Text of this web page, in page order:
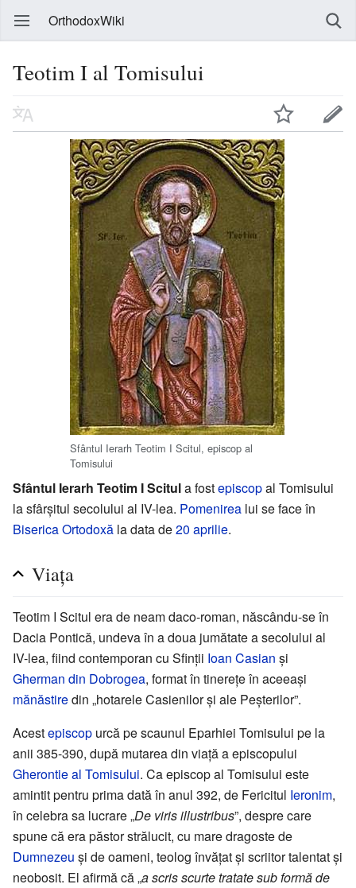
OrthodoxWiki
Teotim I al Tomisului
Sfântul Ierarh Teotim I Scitul, episcop al
Tomisului
Sfântul Ierarh Teotim I Scitula fostepiscopal Tomisului
la sfârșitul secolului al IV-lea. Pomenirea lui se face în
Biserica Ortodoxă la data de20 aprilie.
Viața
Teotim I Scitul era de neam daco-roman, născându-se în
Dacia Pontică, undeva în a doua jumătate a secolului al
IV-lea, fiind contemporan cu Sfinții Ioan Casian și
Gherman din Dobrogea, format în tinerețe în aceeași
mănăstiredin „hotarele Casienilor și ale Peșterilor”.
Acestepiscop urcă pe scaunul Eparhiei Tomisului pe la
anii 385-390, după mutarea din viață a episcopului
Gherontie al Tomisului. Ca episcop al Tomisului este
amintit pentru prima dată în anul 392, de Fericitul Ieronim,
în celebra sa lucrare „De viris illustribus”, despre care
spune că era păstor strălucit, cu mare dragoste de
Dumnezeu și de oameni, teolog învățat și scriitor talentat și
neobosit. El afirmă că „a scris scurte tratate sub formă de